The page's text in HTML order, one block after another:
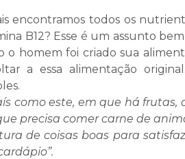
encontramos todos os
B12? Esse é um assunto
o homem foi criado sua
a essa alimentação
como este, em que há frutas,
precisa comer carne de
de coisas boas para